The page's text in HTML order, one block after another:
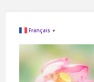
Français ▼